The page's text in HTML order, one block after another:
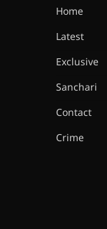
Home
Latest
Exclusive
Sanchari
Contact
Crime